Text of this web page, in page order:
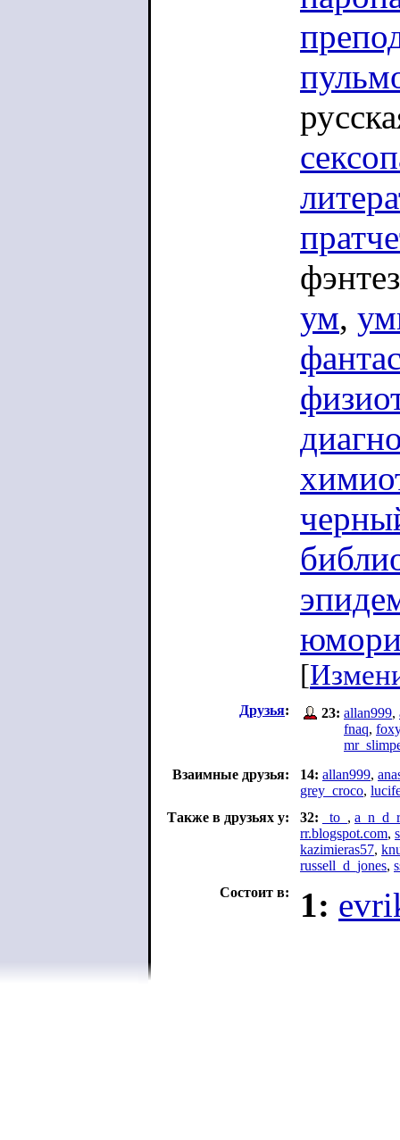
ум,
[
Друзья: 23: allan999,
fnaq,
Взаимные друзья:
14: allan999,
grey_croco,
Также в друзьях у:
32: _to_ ,
rr.blogspot.com,
kazimieras57,
russell_d_jones,
Состоит в:
1: